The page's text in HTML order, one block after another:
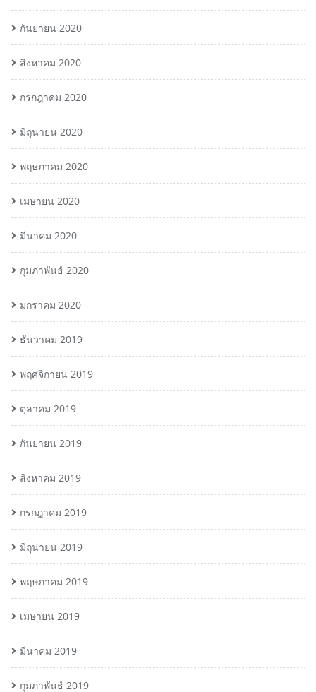
กันยายน 2020
สิงหาคม 2020
กรกฎาคม 2020
มิถุนายน 2020
พฤษภาคม 2020
เมษายน 2020
มีนาคม 2020
กุมภาพันธ์ 2020
มกราคม 2020
ธันวาคม 2019
พฤศจิกายน 2019
ตุลาคม 2019
กันยายน 2019
สิงหาคม 2019
กรกฎาคม 2019
มิถุนายน 2019
พฤษภาคม 2019
เมษายน 2019
มีนาคม 2019
กุมภาพันธ์ 2019